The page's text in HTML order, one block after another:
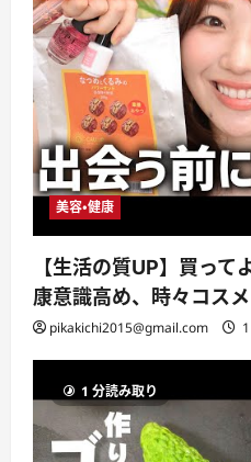
美容・健康
【生活の質UP】買っ
康意識高め、時々コスメ
pikakichi2015@gmail.com
1 分読み取り